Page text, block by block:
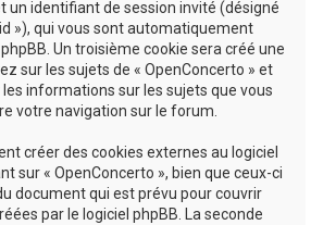
un identifiant de session invité (désigné
»), qui vous sont automatiquement
Un troisième cookie sera créé une
sur les sujets de « OpenConcerto » et
informations sur les sujets que vous
votre navigation sur le forum.
créer des cookies externes au logiciel
sur « OpenConcerto », bien que ceux-ci
document qui est prévu pour couvrir
par le logiciel phpBB. La seconde